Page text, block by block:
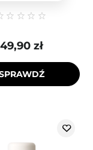
49,90 zł